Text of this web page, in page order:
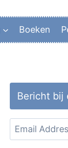
Boeken
Bericht bij
Email
Address